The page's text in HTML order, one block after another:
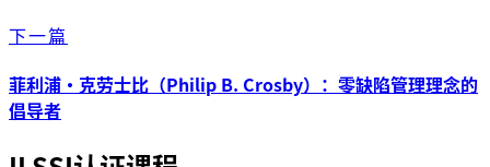
下一篇
菲利浦·克劳士比（Philip B. Crosby）：零缺陷管理理念的
倡导者